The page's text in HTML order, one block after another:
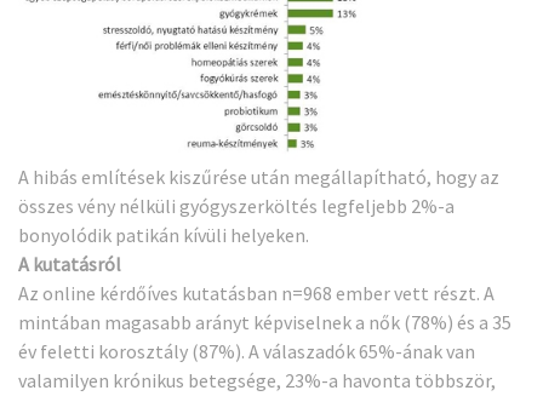
A hibás említések kiszűrése után megállapítható, hogy az
összes vény nélküli gyógyszerköltés legfeljebb 2%-a
bonyolódik patikán kívüli helyeken.
A kutatásról
Az online kérdőíves kutatásban n=968 ember vett részt. A
mintában magasabb arányt képviselnek a nők (78%) és a 35
év feletti korosztály (87%). A válaszadók 65%-ának van
valamilyen krónikus betegsége, 23%-a havonta többször,